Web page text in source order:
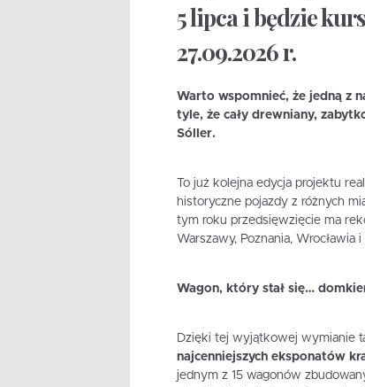
5 lipca i będzie
27.09.2026 r.
Warto wspomnieć, że jedną z
tyle, że cały drewniany,
Sóller.
To już kolejna edycja projektu
historyczne pojazdy z różnych
tym roku przedsięwzięcie ma
Warszawy, Poznania, Wrocławia
Wagon, który stał się…
Dzięki tej wyjątkowej wymianie
najcenniejszych eksponatów
jednym z 15 wagonów